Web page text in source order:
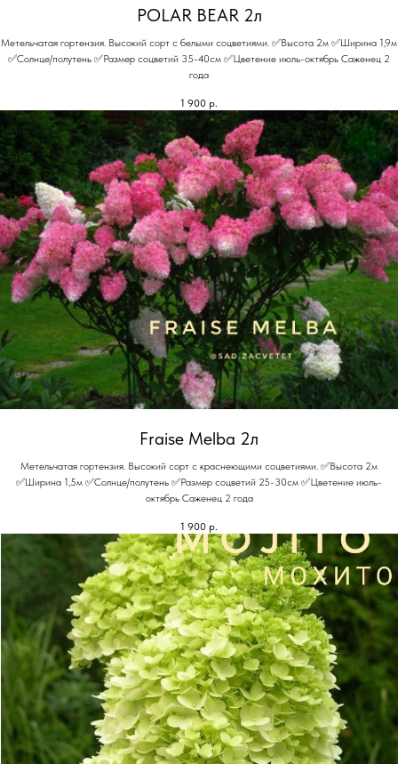
POLAR BEAR 2л
Метельчатая гортензия. Высокий сорт с белыми соцветиями. ✅Высота 2м ✅Ширина 1,9м
✅Солнце/полутень ✅Размер соцветий 35-40см ✅Цветение июль-октябрь Саженец 2
года
1 900 р.
Fraise Melba 2л
Метельчатая гортензия. Высокий сорт с краснеющими соцветиями. ✅Высота 2м
✅Ширина 1,5м ✅Солнце/полутень ✅Размер соцветий 25-30см ✅Цветение июль-
октябрь Саженец 2 года
1 900 р.